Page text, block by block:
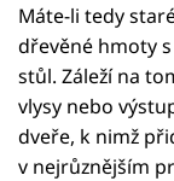
Máte-li tedy
dřevěné hmoty
stůl. Záleží na
vlysy nebo
dveře, k nimž
v nejrůznějším